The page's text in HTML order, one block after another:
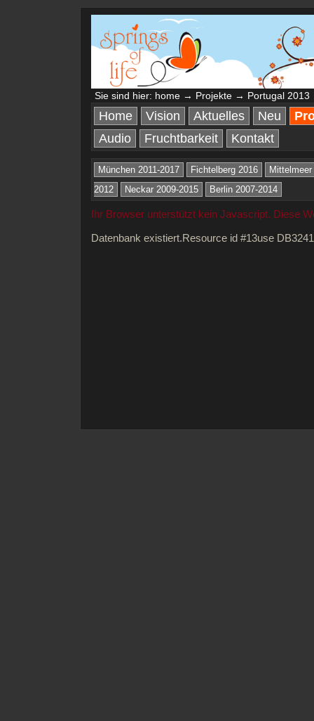
Sie sind hier: home → Projekte → Portugal 2013
Home Vision Aktuelles Neu
Audio
Fruchtbarkeit Kontakt
München 2011-2017 Fichtelberg 2016
2012
Neckar 2009-2015 Berlin 2007-2014
Ihr Browser unterstützt kein Javascript. Diese
Datenbank existiert.Resource id #13use